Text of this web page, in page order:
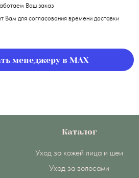
Ваш заказ
для согласования времени доставки
менеджеру в MAX
Каталог
Уход за кожей лица и шеи
Уход за волосами